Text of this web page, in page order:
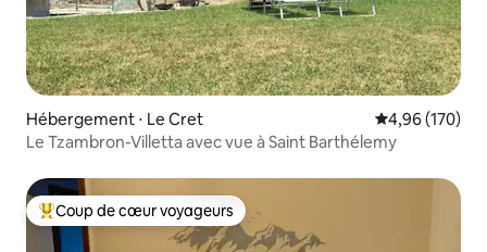
Hébergement ⋅ Le Cret Évaluation
4,96 (170)
Le Tzambron-Villetta avec vue à Saint Barthélemy
Coups de cœur voyageurs les plus appréciés
Coup de cœur voyageurs